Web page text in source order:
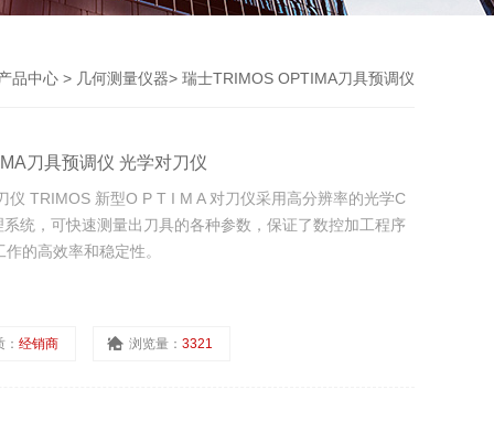
品中心 > 几何测量仪器> 瑞士TRIMOS OPTIMA刀具预调仪
刀具预调仪 光学对刀仪
TRIMOS 新型O P T I M A 对刀仪采用高分辨率的光学C
统，可快速测量出刀具的各种参数，保证了数控加工程序
的高效率和稳定性。
经销商 浏览量： 3321